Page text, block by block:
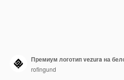
rofingund